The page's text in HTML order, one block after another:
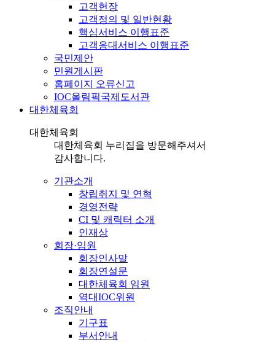
고객헌장
고객정의 및 일반현황
핵심서비스 이행표준
고객응대서비스 이행표준
국민제안
민원게시판
홈페이지 오류신고
IOC올림픽국제도서관
대한체육회
대한체육회
대한체육회 누리집을 방문해주셔서
감사합니다.
기관소개
창립취지 및 연혁
경영전략
CI 및 캐릭터 소개
인재상
회장·임원
회장인사말
회장연설문
대한체육회 임원
역대IOC위원
조직안내
기구표
부서안내